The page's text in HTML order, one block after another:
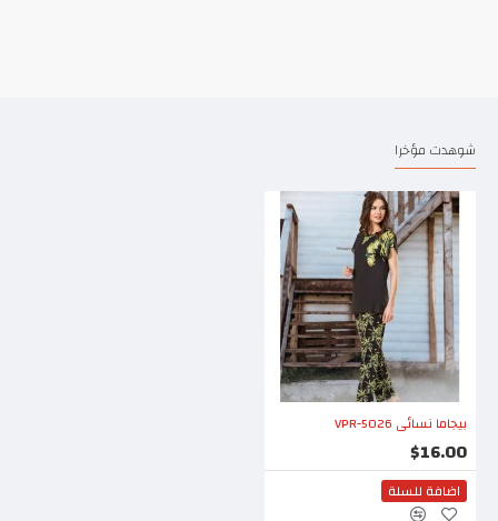
شوهدت مؤخرا
بيجاما نسائي VPR-5026
$16.00
اضافة للسلة